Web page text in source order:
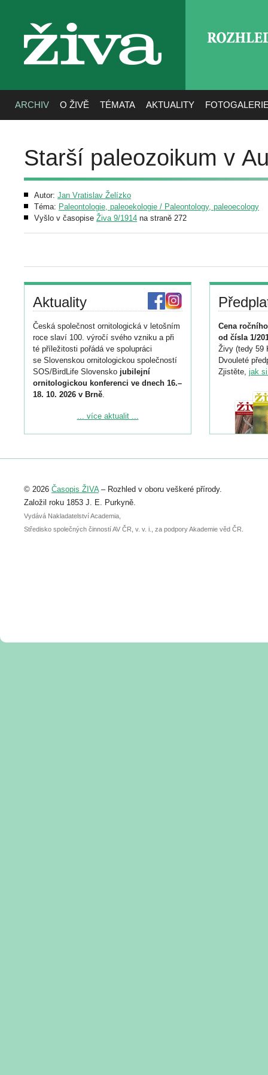
živa
ARCHIV O ŽIVĚ TÉMATA AKTUALITY
Starší paleozoikum v
Autor: Jan Vratislav Želízko
Téma: Paleontologie, paleoekologie / Paleontology, paleoecology
Vyšlo v časopise Živa 9/1914 na straně 272
Aktuality
Česká společnost ornitologická v letošním
roce slaví 100. výročí svého vzniku a při
té příležitosti pořádá ve spolupráci
se Slovenskou ornitologickou společností
SOS/BirdLife Slovensko jubilejní
ornitologickou konferenci ve dnech 16.–
18. 10. 2026 v Brně.
Podrobnější informace ke konferenci
Registrovat se můžete do 6. září.
abstraktu přihlášené přednášky nebo
posteru je už 30. června.
... více aktualit ...
Cena
od čísla 1/
Živy (tedy 59
Dvouleté
Zjistěte, jak
© 2026 Časopis ŽIVA– Rozhled v oboru veškeré přírody.
Založil roku 1853 J. E. Purkyně.
Vydává Nakladatelství Academia,
Středisko společných činností AV ČR, v. v. i., za podpory Akademie věd ČR.